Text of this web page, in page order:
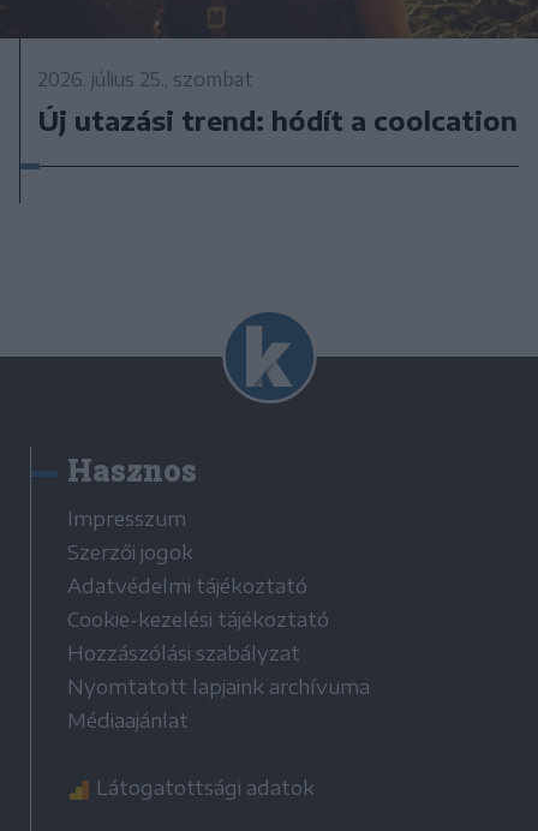
2026. július 25., szombat
Új utazási trend: hódít a coolcation
Hasznos
Impresszum
Szerzői jogok
Adatvédelmi tájékoztató
Cookie-kezelési tájékoztató
Hozzászólási szabályzat
Nyomtatott lapjaink archívuma
Médiaajánlat
Látogatottsági adatok